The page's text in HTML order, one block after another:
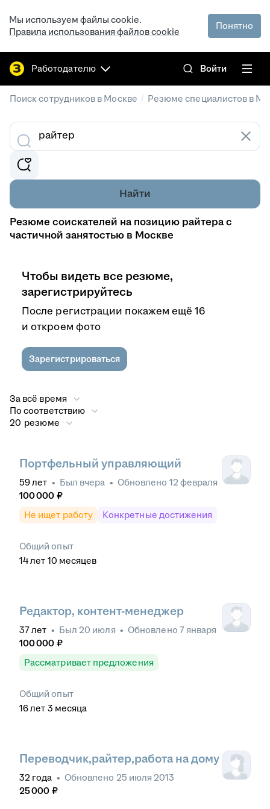
Мы используем файлы cookie.
Правила использования файлов cookie
Понятно
Работодателю Войти
Поиск сотрудников в Москве / Резюме специалистов в
Найти
Резюме соискателей на позицию райтера с
частичной занятостью в Москве
Чтобы видеть все резюме,
зарегистрируйтесь
После регистрации покажем ещё 16
и откроем фото
Зарегистрироваться
За всё время
По соответствию
20 резюме
Портфельный управляющий
59лет • Был вчера • Обновлено 12 февраля
100 000 ₽
Не ищет работу
Конкретные достижения
Общий опыт
14лет 10 месяцев
Редактор, контент-менеджер
37лет • Был 20 июля • Обновлено 7 января
100 000 ₽
Рассматривает предложения
Общий опыт
16лет 3 месяца
Переводчик,райтер,работа на дому
32 года • Обновлено 25 июля 2013
25 000 ₽